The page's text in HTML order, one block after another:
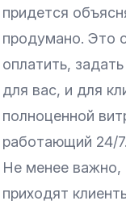
придется
продумано. Это
оплатить,
для вас, и для
полноценной
работающий 24/7.
Не менее важно,
приходят